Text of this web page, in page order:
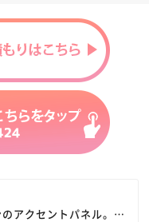
アクセントパネル。